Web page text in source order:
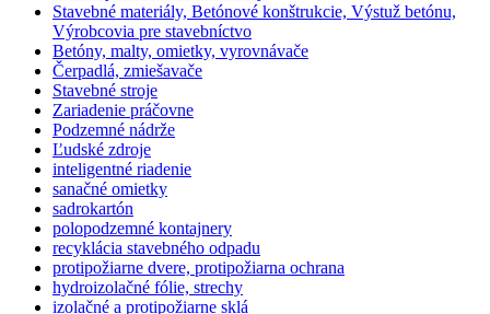
Stavebné materiály, Betónové konštrukcie, Výstuž betónu,
Výrobcovia pre stavebníctvo
Betóny, malty, omietky, vyrovnávače
Čerpadlá, zmiešavače
Stavebné stroje
Zariadenie práčovne
Podzemné nádrže
Ľudské zdroje
inteligentné riadenie
sanačné omietky
sadrokartón
polopodzemné kontajnery
recyklácia stavebného odpadu
protipožiarne dvere, protipožiarna ochrana
hydroizolačné fólie, strechy
izolačné a protipožiarne sklá